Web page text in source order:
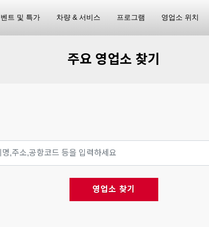
트 및 특가 차량 & 서비스 프로그램 영업소 위치
주요 영업소 찾기
영업소 찾기